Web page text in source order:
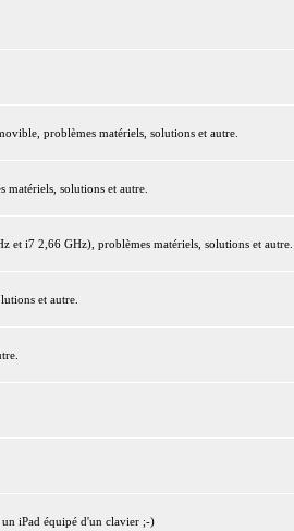
problèmes matériels, solutions et autre.
solutions et autre.
i7 2,66 GHz), problèmes matériels, solutions et autre.
et autre.
iPad équipé d'un clavier ;-)